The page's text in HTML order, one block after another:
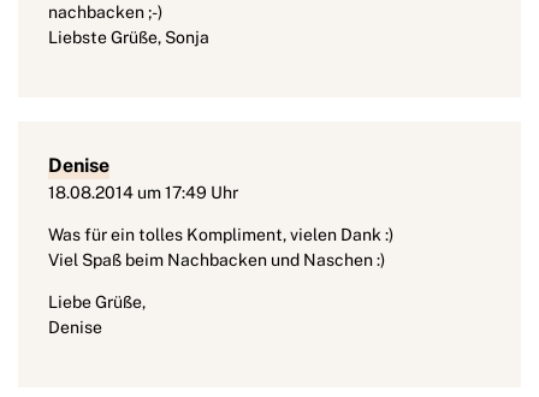
nachbacken ;-)
Liebste Grüße, Sonja
Denise
18.08.2014 um 17:49 Uhr
Was für ein tolles Kompliment, vielen Dank :)
Viel Spaß beim Nachbacken und Naschen :)
Liebe Grüße,
Denise